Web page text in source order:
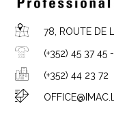
78, ROUTE DE
(+352) 45 37 45 -
(+352) 44 23 72